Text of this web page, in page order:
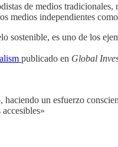
de medios
medios independientes como
sostenible, es uno de los
publicado en Global
un esfuerzo